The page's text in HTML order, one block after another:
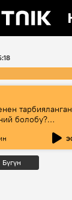
тарбияланган
болобу?
жашоосунда
орду
Бүгүн